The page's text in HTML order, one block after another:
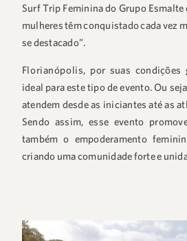
Surf Trip Feminina do Grupo Esmalte
mulheres têm conquistado cada vez
se destacado”.
Florianópolis, por suas condições
ideal para este tipo de evento. Ou
atendem desde as iniciantes até as
Sendo assim, esse evento
também o empoderamento
criando uma comunidade forte e